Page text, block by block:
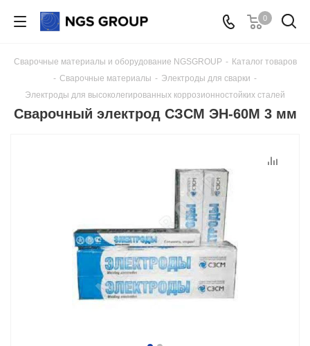
0
Сварочные материалы и оборудование NGSGROUP - Каталог товаров
- Сварочные материалы - Электроды для сварки -
Электроды для высоколегированных коррозионностойких сталей
Сварочный электрод СЗСМ ЭН-60М 3 мм